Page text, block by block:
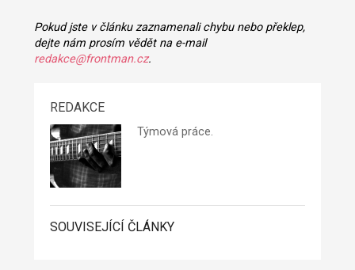
Pokud jste v článku zaznamenali chybu nebo překlep,
dejte nám prosím vědět na e-mail
redakce@frontman.cz.
REDAKCE
Týmová práce.
SOUVISEJÍCÍ ČLÁNKY